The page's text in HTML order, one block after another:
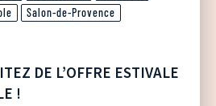
Salon-de-Provence
DE L’OFFRE ESTIVALE
!